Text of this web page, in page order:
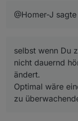
soll
richtig
möchte
sich bei
dauernd
Optimal
@Homer-J
selbst wenn Du
nicht dauernd
ändert.
Optimal wäre
zu